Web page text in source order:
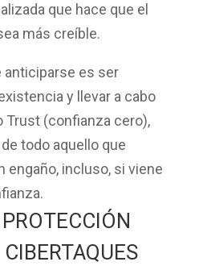
que hace que el
más creíble.
anticiparse es ser
y llevar a cabo
Trust(confianza cero),
todo aquello que
engaño, incluso, si viene